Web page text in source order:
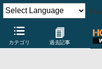
カテゴリ 過去記事